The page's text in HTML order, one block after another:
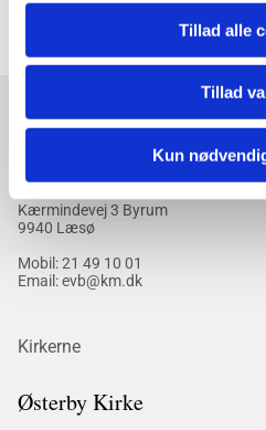
Tillad alle
Tillad
Kun
Læsø Kirker
Kærmindevej 3 Byrum
9940 Læsø
Mobil:21 49 10 01
Email: evb@km.dk
Kirkerne
Østerby Kirke